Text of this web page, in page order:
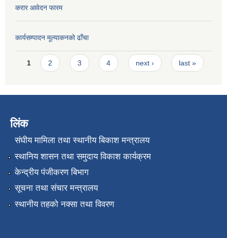
करार आवेदन फारम
कार्यसम्पादन मूल्या‌कनको ढाँचा
Pages
1 2 3 4 next › last »
लिंक
संघीय मामिला तथा स्थानीय बिकाश मन्त्रालय
स्थानिय शासन तथा समुदाय विकाश कार्यक्रम
केन्द्रीय पंजीकरण बिभाग
सूचना तथा संचार मन्त्रालय
स्थानीय तहको नक्सा तथा विवरण